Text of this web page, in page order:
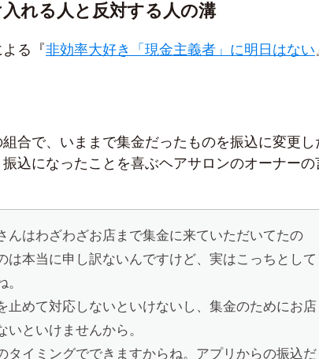
れる人と反対する人の溝
る『非効率大好き「現金主義者」に明日はない
合で、いままで集金だったものを振込に変更し
込になったことを喜ぶヘアサロンのオーナーの
んはわざわざお店まで集金に来ていただいてたの
は本当に申し訳ないんですけど、実はこっちとして
止めて対応しないといけないし、集金のためにお店
といけませんから。
タイミングでできますからね。アプリからの振込だ